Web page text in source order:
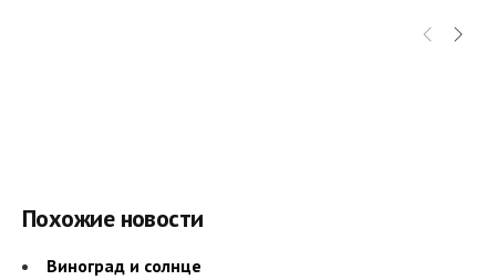
Похожие новости
Виноград и солнце